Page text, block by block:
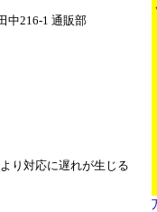
中216-1 通販部
り対応に遅れが生じる